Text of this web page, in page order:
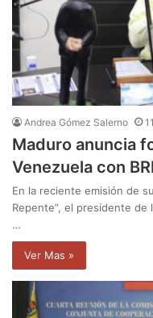
Andrea Gómez Salerno
Maduro anuncia
Venezuela con
En la reciente emisión de
Repente”, el presidente de
…
Ver Mas »